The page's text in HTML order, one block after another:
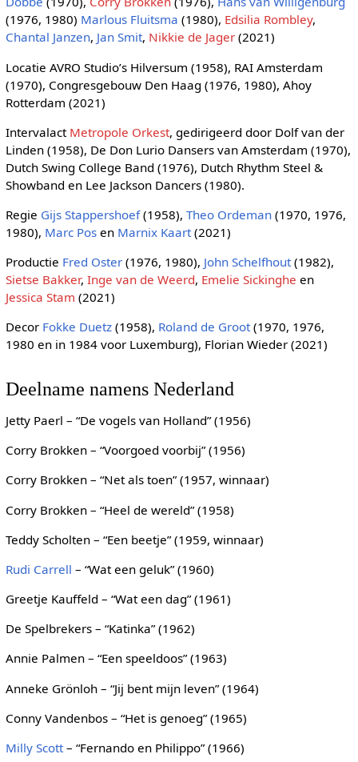
(1976, 1980) Marlous Fluitsma (1980), Edsilia Rombley,
Chantal Janzen, Jan Smit, Nikkie de Jager(2021)
Locatie AVRO Studio’s Hilversum (1958), RAI Amsterdam
(1970), Congresgebouw Den Haag (1976, 1980), Ahoy
Rotterdam (2021)
Intervalact Metropole Orkest, gedirigeerd door Dolf van der
Linden (1958), De Don Lurio Dansers van Amsterdam (1970),
Dutch Swing College Band (1976), Dutch Rhythm Steel &
Showband en Lee Jackson Dancers (1980).
Regie Gijs Stappershoef(1958), Theo Ordeman(1970, 1976,
1980), Marc Posen Marnix Kaart(2021)
Productie Fred Oster(1976, 1980), John Schelfhout(1982),
Sietse Bakker, Inge van de Weerd, Emelie Sickinghe en
Jessica Stam (2021)
Decor Fokke Duetz(1958), Roland de Groot(1970, 1976,
1980 en in 1984 voor Luxemburg), Florian Wieder (2021)
Deelname namens Nederland
Jetty Paerl – “De vogels van Holland” (1956)
Corry Brokken – “Voorgoed voorbij” (1956)
Corry Brokken – “Net als toen” (1957, winnaar)
Corry Brokken – “Heel de wereld” (1958)
Teddy Scholten – “Een beetje” (1959, winnaar)
Rudi Carrell – “Wat een geluk” (1960)
Greetje Kauffeld – “Wat een dag” (1961)
De Spelbrekers – “Katinka” (1962)
Annie Palmen – “Een speeldoos” (1963)
Anneke Grönloh – “Jij bent mijn leven” (1964)
Conny Vandenbos – “Het is genoeg” (1965)
Milly Scott– “Fernando en Philippo” (1966)